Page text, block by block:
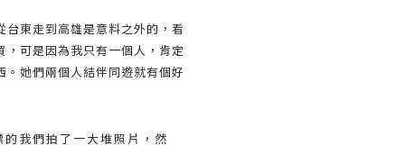
東走到高雄是意料之外的，看
可是因為我只有一個人，肯定
她們兩個人結伴同遊就有個好
我們拍了一大堆照片，然